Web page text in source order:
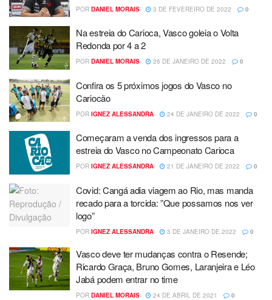
POR DANIEL MORAIS 3 DE FEVEREIRO DE 2022 0
Na estreia do Carioca, Vasco goleia o Volta
Redonda por 4 a 2
POR DANIEL MORAIS 26 DE JANEIRO DE 2022 0
Confira os 5 próximos jogos do Vasco no
Cariocão
POR IGNEZ ALESSANDRA 24 DE JANEIRO DE 2022 0
Começaram a venda dos ingressos para a
estreia do Vasco no Campeonato Carioca
POR IGNEZ ALESSANDRA 21 DE JANEIRO DE 2022 0
Covid: Cangá adia viagem ao Rio, mas manda
recado para a torcida: ”Que possamos nos ver
logo”
POR IGNEZ ALESSANDRA 3 DE JANEIRO DE 2022 0
Vasco deve ter mudanças contra o Resende;
Ricardo Graça, Bruno Gomes, Laranjeira e Léo
Jabá podem entrar no time
POR DANIEL MORAIS 24 DE ABRIL DE 2021 0